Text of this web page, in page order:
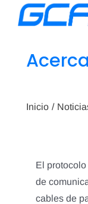
Inicio
Noticias
Inicio
El
de
cables de